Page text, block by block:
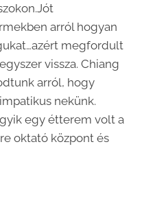
arról hogyan
megfordult
vissza. Chiang
arról, hogy
nekünk.
egy étterem volt a
oktató központ és